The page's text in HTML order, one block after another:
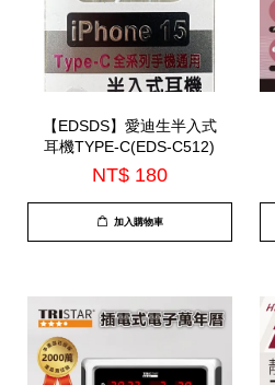
【EDSDS】愛迪生半入式
耳機TYPE-C(EDS-C512)
NT$ 180
加入購物車